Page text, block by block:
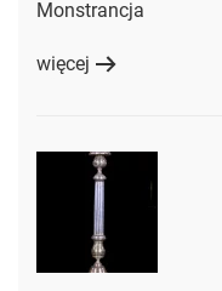
Monstrancja
więcej